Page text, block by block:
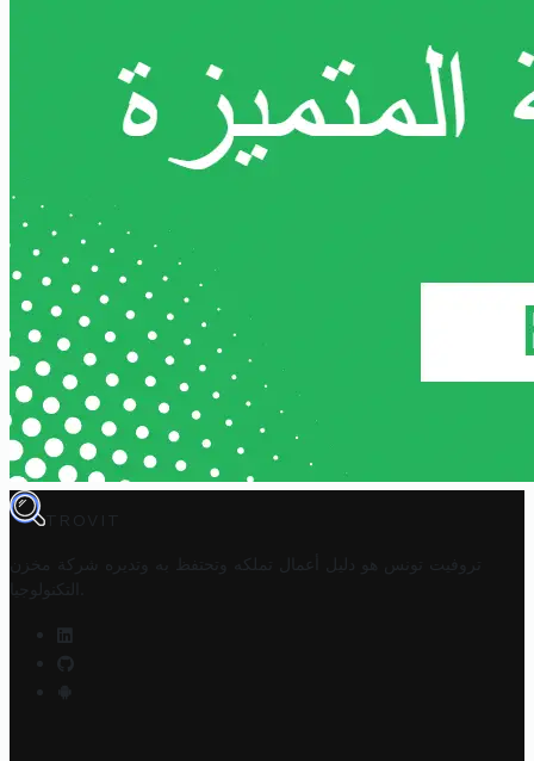
TROVIT
تروفيت تونس هو دليل أعمال تملكه وتحتفظ به وتديره
شركة مخزن
التكنولوجيا